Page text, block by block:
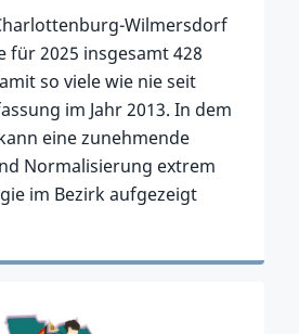
Wilmersdorf
für 2025 insgesamt 428
so viele wie nie seit
im Jahr 2013. In dem
eine zunehmende
Normalisierung extrem
im Bezirk aufgezeigt